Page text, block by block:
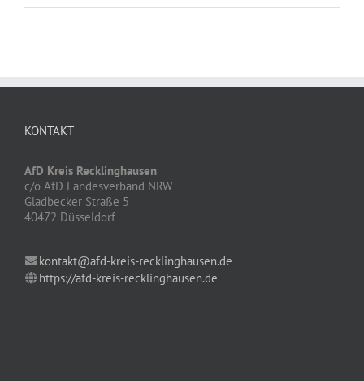
KONTAKT
AfD Kreis Recklinghausen
c/o AfD Landesverband NRW
Gladbecker Straße 5
40472 Düsseldorf
kontakt@afd-kreis-recklinghausen.de
https://afd-kreis-recklinghausen.de